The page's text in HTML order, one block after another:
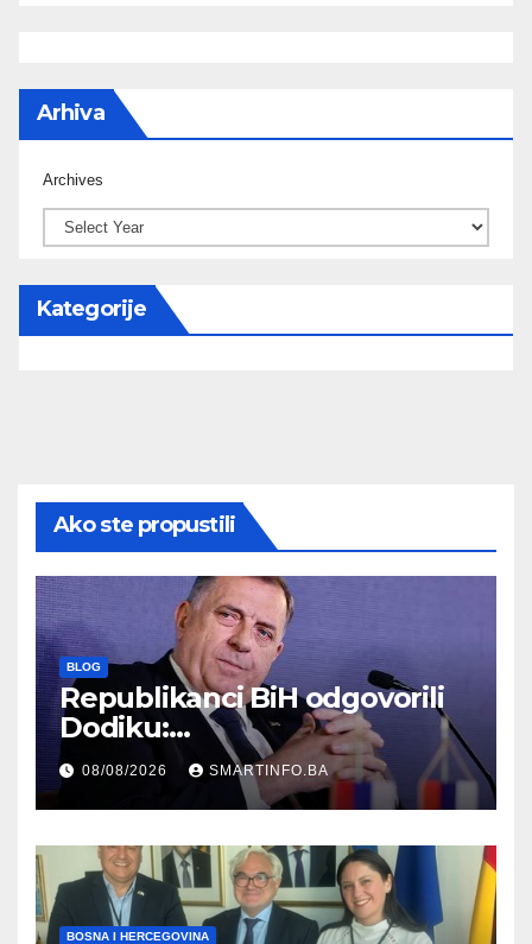
Arhiva
Archives
Kategorije
Ako ste propustili
BLOG
Republikanci BiH odgovorili
Dodiku:
Bosanskohercegovačka
kultura postoji i pripada svim
građanima
08/08/2026 SMARTINFO.BA
BOSNA I HERCEGOVINA